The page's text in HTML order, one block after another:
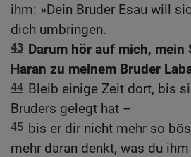
ihm: »Dein Bruder Esau will
dich umbringen.
43 Darum hör auf mich, mein
Haran zu meinem Bruder
44 Bleib einige Zeit dort, bis
Bruders gelegt hat –
45 bis er dir nicht mehr so
mehr daran denkt, was du